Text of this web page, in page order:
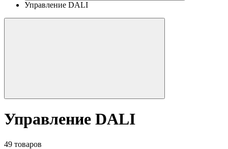
Управление DALI
Управление DALI
49 товаров